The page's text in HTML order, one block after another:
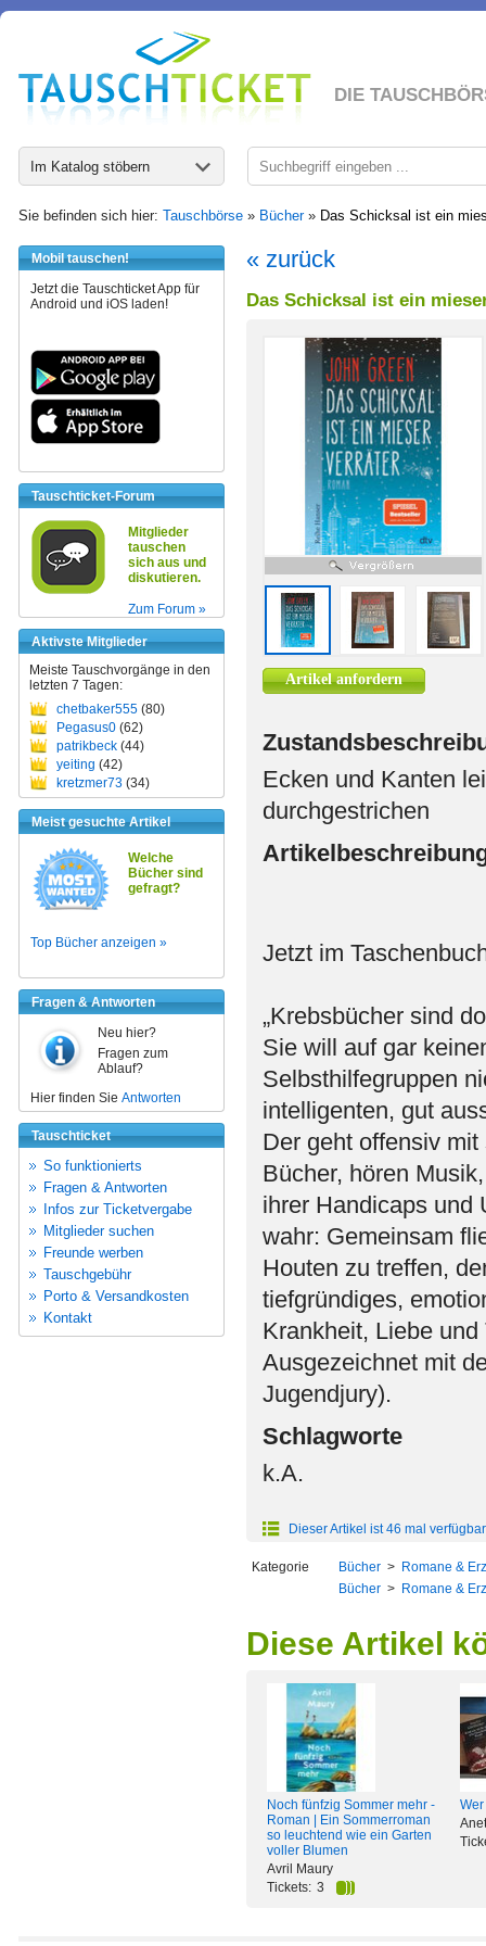
DIE
Im Katalog stöbern
Sie befinden sich hier: Tauschbörse » Bücher» Das Schicksal ist ein
Mobil tauschen!
Jetzt die Tauschticket App für
Android und iOS laden!
Tauschticket-Forum
Mitglieder
tauschen
sich aus und
diskutieren.
Zum Forum »
Aktivste Mitglieder
Meiste Tauschvorgänge in den
letzten 7 Tagen:
chetbaker555 (80)
Pegasus0 (62)
patrikbeck (44)
yeiting (42)
kretzmer73 (34)
Meist gesuchte Artikel
Welche
Bücher sind
gefragt?
Top Bücher anzeigen »
Fragen & Antworten
Neu hier?
Fragen zum
Ablauf?
Hier finden Sie Antworten
Tauschticket
So funktionierts
Fragen & Antworten
Infos zur Ticketvergabe
Mitglieder suchen
Freunde werben
Tauschgebühr
Porto & Versandkosten
Kontakt
« zurück
Das Schicksal ist ein
Artikel anfordern
Ecken und Kanten
durchgestrichen
Jetzt im
„Krebsbücher sind
Sie will auf gar
Selbsthilfegruppen
intelligenten, gut
Der geht offensiv
Bücher, hören
ihrer Handicaps und
wahr: Gemeinsam
Houten zu treffen,
tiefgründiges,
Krankheit, Liebe und
Ausgezeichnet mit
Jugendjury).
Schlagworte
k.A.
Dieser Artikel ist 46 mal verfügbar
Kategorie Bücher > Romane &
Bücher > Romane &
Diese Artikel
Noch fünfzig Sommer mehr -
Roman | Ein Sommerroman
so leuchtend wie ein Garten
voller Blumen
Avril Maury
Tickets: 3